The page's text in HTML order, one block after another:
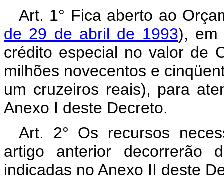
Art. 1° Fica aberto ao
de 29 de abril de 1993), em
crédito especial no valor de
milhões novecentos e
um cruzeiros reais), para
Anexo I deste Decreto.
Art. 2° Os recursos
artigo anterior decorrerão
indicadas no Anexo II deste